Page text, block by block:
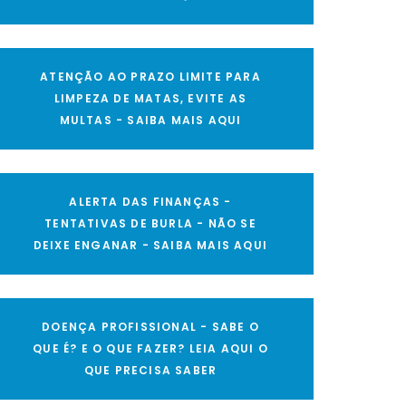
ATENÇÃO AO PRAZO LIMITE PARA
LIMPEZA DE MATAS, EVITE AS
MULTAS - SAIBA MAIS AQUI
ALERTA DAS FINANÇAS -
TENTATIVAS DE BURLA - NÃO SE
DEIXE ENGANAR - SAIBA MAIS AQUI
DOENÇA PROFISSIONAL - SABE O
QUE É? E O QUE FAZER? LEIA AQUI O
QUE PRECISA SABER